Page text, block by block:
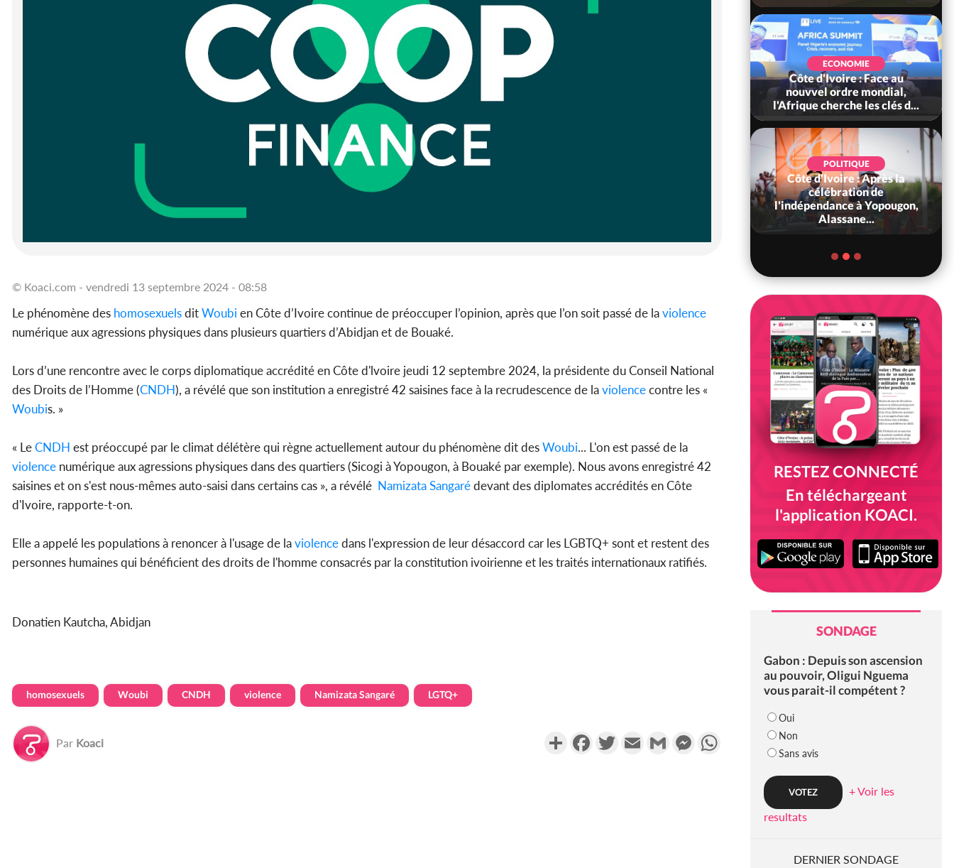
© Koaci.com - vendredi 13 septembre 2024 - 08:58
Le phénomène des homosexuelsditWoubi en Côte d’Ivoire continue de préoccuper l’opinion, après que l’on soit passé de laviolence
numérique aux agressions physiques dans plusieurs quartiers d’Abidjan et de Bouaké.
Lors d’une rencontre avec le corps diplomatique accrédité en Côte d'lvoire jeudi 12 septembre 2024, la présidente du Conseil National
des Droits de l’Homme (CNDH), a révélé que son institution a enregistré 42 saisines face à la recrudescence de laviolencecontre les «
Woubis. »
« LeCNDH est préoccupé par le climat délétère qui règne actuellement autour du phénomène dit desWoubi... L'on est passé de la
violence numérique aux agressions physiques dans des quartiers (Sicogi à Yopougon, à Bouaké par exemple). Nous avons enregistré 42
saisines et on s'est nous-mêmes auto-saisi dans certains cas », a révélé Namizata Sangarédevant des diplomates accrédités en Côte
d'Ivoire, rapporte-t-on.
Elle a appelé les populations à renoncer à l'usage de laviolencedans l'expression de leur désaccord car les LGBTQ+ sont et restent des
personnes humaines qui bénéficient des droits de l'homme consacrés par la constitution ivoirienne et les traités internationaux ratifiés.
Donatien Kautcha, Abidjan
homosexuels Woubi CNDH violence Namizata Sangaré LGTQ+
Par Koaci PartagerFacebookTwitterEmail Gmail MessengerWhatsApp
ECONOMIE
Côte d'Ivoire : Face au
nouvvel ordre mondial,
l'Afrique cherche les clés d...
POLITIQUE
Côte d'Ivoire : Après la
célébration de
l'indépendance à Yopougon,
Alassane...
RESTEZ CONNECTÉ
En téléchargeant
l'application KOACI.
SONDAGE
Gabon : Depuis son ascension
au pouvoir, Oligui Nguema
vous parait-il compétent ?
Oui
Non
Sans avis
+ Voir les
resultats
DERNIER SONDAGE